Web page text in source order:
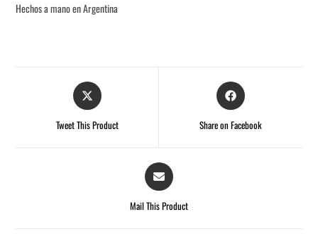
Hechos a mano en Argentina
Tweet This Product Share on Facebook
Mail This Product